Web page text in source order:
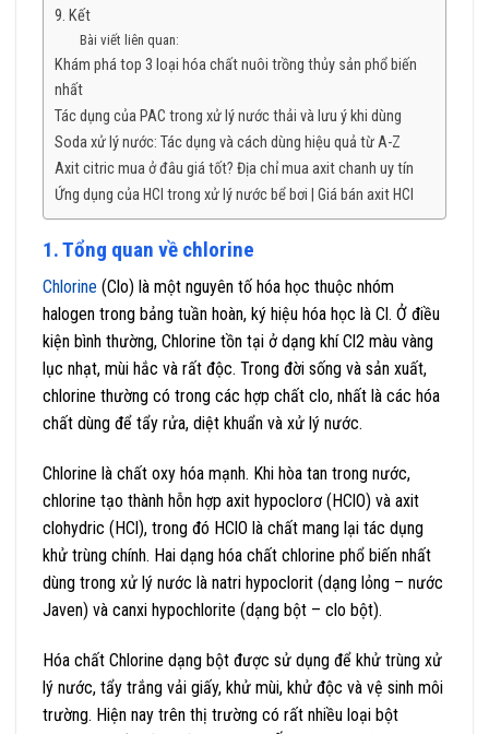
9. Kết
Bài viết liên quan:
Khám phá top 3 loại hóa chất nuôi trồng thủy sản phổ biến
nhất
Tác dụng của PAC trong xử lý nước thải và lưu ý khi dùng
Soda xử lý nước: Tác dụng và cách dùng hiệu quả từ A-Z
Axit citric mua ở đâu giá tốt? Địa chỉ mua axit chanh uy tín
Ứng dụng của HCl trong xử lý nước bể bơi | Giá bán axit HCl
1. Tổng quan về chlorine
Chlorine (Clo) là một nguyên tố hóa học thuộc nhóm
halogen trong bảng tuần hoàn, ký hiệu hóa học là Cl. Ở điều
kiện bình thường, Chlorine tồn tại ở dạng khí Cl2 màu vàng
lục nhạt, mùi hắc và rất độc. Trong đời sống và sản xuất,
chlorine thường có trong các hợp chất clo, nhất là các hóa
chất dùng để tẩy rửa, diệt khuẩn và xử lý nước.
Chlorine là chất oxy hóa mạnh. Khi hòa tan trong nước,
chlorine tạo thành hỗn hợp axit hypoclorơ (HClO) và axit
clohydric (HCl), trong đó HClO là chất mang lại tác dụng
khử trùng chính. Hai dạng hóa chất chlorine phổ biến nhất
dùng trong xử lý nước là natri hypoclorit (dạng lỏng – nước
Javen) và canxi hypochlorite (dạng bột – clo bột).
Hóa chất Chlorine dạng bột được sử dụng để khử trùng xử
lý nước, tẩy trắng vải giấy, khử mùi, khử độc và vệ sinh môi
trường. Hiện nay trên thị trường có rất nhiều loại bột